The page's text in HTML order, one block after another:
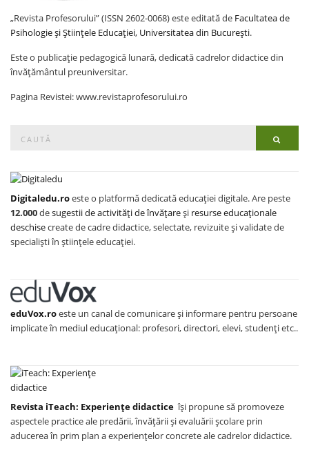
„Revista Profesorului” (ISSN 2602-0068) este editată de Facultatea de
Psihologie și Științele Educației, Universitatea din București.
Este o publicație pedagogică lunară, dedicată cadrelor didactice din
învățământul preuniversitar.
Pagina Revistei: www.revistaprofesorului.ro
for:
Digitaledu.roeste o platformă dedicată educației digitale. Are peste
12.000desugestii de activități de învățareși resurse educaționale
deschisecreate de cadre didactice, selectate, revizuite și validate de
specialiști în științele educației.
eduVox.roeste un canal de comunicare și informare pentru persoane
implicate în mediul educațional: profesori, directori, elevi, studenți etc..
Revista iTeach: Experienţe didactice îşi propune să promoveze
aspectele practice ale predării, învăţării şi evaluării şcolare prin
aducerea în prim plan a experienţelor concrete ale cadrelor didactice.